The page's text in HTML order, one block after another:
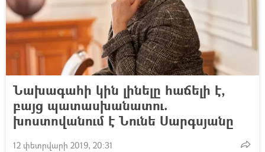
Նախագահի կին լինելը հաճելի է,
բայց պատասխանատու.
խոստովանում է Նունե Սարգսյանը
12 փետրվարի 2019, 20:31